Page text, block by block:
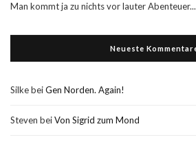
Man kommt ja zu nichts vor lauter
Neueste
SilkebeiGen Norden. Again!
Steven beiVon Sigrid zum Mond